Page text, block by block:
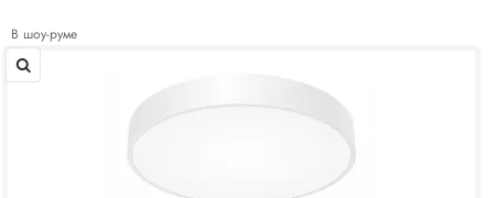
В шоу-руме